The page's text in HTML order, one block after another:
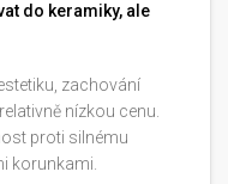
do keramiky, ale
zachování
nízkou cenu.
proti silnému
korunkami.